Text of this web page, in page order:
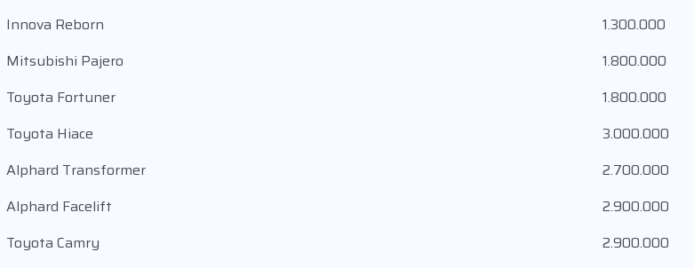
Innova Reborn
1.300.000
Mitsubishi Pajero
1.800.000
Toyota Fortuner
1.800.000
Toyota Hiace
3.000.000
Alphard Transformer
2.700.000
Alphard Facelift
2.900.000
Toyota Camry
2.900.000